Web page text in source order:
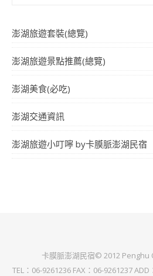
澎湖旅遊套裝(總覽)
澎湖旅遊景點推薦(總覽)
澎湖美食(必吃)
澎湖交通資訊
澎湖旅遊小叮嚀 by卡膜脈澎湖民宿
卡膜脈澎湖民宿© 2012 Penghu
TEL：06-9261236 FAX：06-9261237